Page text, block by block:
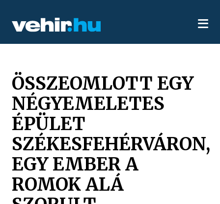
ÖSSZEOMLOTT EGY
NÉGYEMELETES
ÉPÜLET
SZÉKESFEHÉRVÁRON,
EGY EMBER A
ROMOK ALÁ